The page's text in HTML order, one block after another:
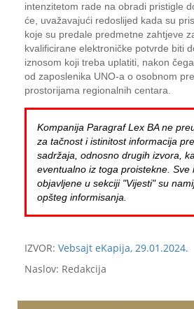
intenzitetom rade na obradi pristigle
će, uvažavajući redoslijed kada su
koje su predale predmetne zahtjeve
kvalificirane elektroničke potvrde biti
iznosom koji treba uplatiti, nakon
od zaposlenika UNO-a o osobnom
prostorijama regionalnih centara.
Kompanija Paragraf Lex BA ne
za tačnost i istinitost informacija
sadržaja, odnosno drugih izvora,
eventualno iz toga proistekne. Sve
objavljene u sekciji "Vijesti" su
opšteg informisanja.
IZVOR: Vebsajt eKapija, 29.01.2024.
Naslov: Redakcija